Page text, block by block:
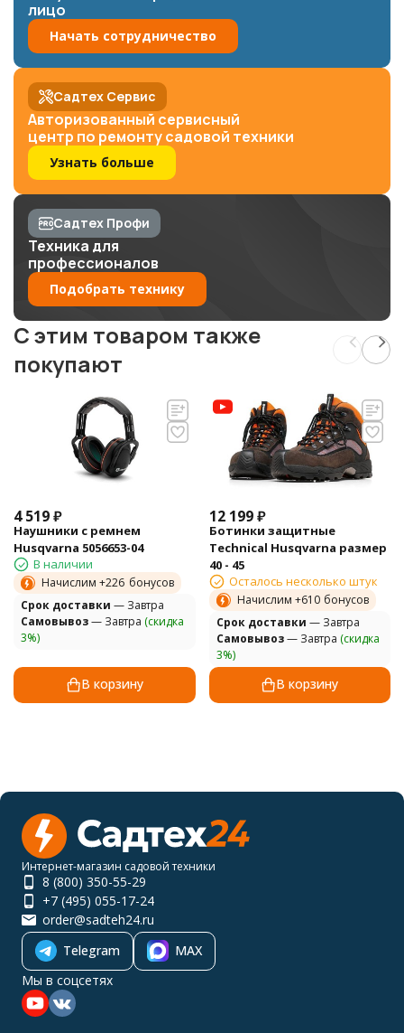
лицо
Начать сотрудничество
Садтех Сервис
Авторизованный сервисный
центр по ремонту садовой техники
Узнать больше
Садтех Профи
Техника для
профессионалов
Подобрать технику
C этим товаром также
покупают
4 519₽
Наушники с ремнем
Husqvarna 5056653-04
В наличии
Начислим +226 бонусов
Cрок доставки — Завтра
Самовывоз— Завтра (скидка
3%)
В корзину
12 199 ₽
Ботинки защитные
Technical Husqvarna размер
40 - 45
Осталось несколько штук
Начислим +610 бонусов
Cрок доставки — Завтра
Самовывоз— Завтра (скидка
3%)
В корзину
Интернет-магазин садовой техники
8 (800) 350-55-29
+7 (495) 055-17-24
order@sadteh24.ru
Telegram
MAX
Мы в соцсетях